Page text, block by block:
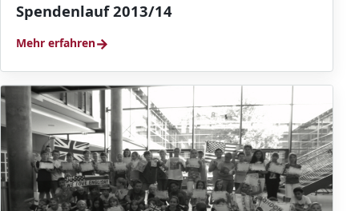
Spendenlauf 2013/14
Mehr erfahren→